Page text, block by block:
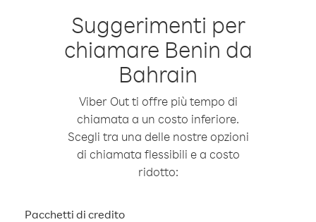
Suggerimenti per
chiamare Benin da
Bahrain
Viber Out ti offre più tempo di
chiamata a un costo inferiore.
Scegli tra una delle nostre opzioni
di chiamata flessibili e a costo
ridotto:
Pacchetti di credito